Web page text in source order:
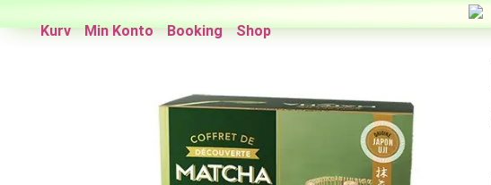
Kurv Min Konto Booking Shop